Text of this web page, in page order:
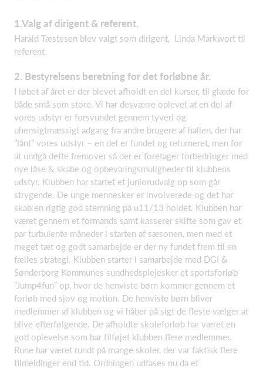
1.Valg af dirigent & referent.
Harald Tæstesen blev valgt som dirigent, Linda Markwort til
referent
2. Bestyrelsens beretning for det forløbne år.
I løbet af året er der blevet afholdt en del kurser, til glæde for
både små som store. Vi har desværre oplevet at en del af
vores udstyr er forsvundet gennem tyveri og
uhensigtmæssigt adgang fra andre brugere af hallen, der har
”lånt” vores udstyr – en del er fundet og returneret, men for
at undgå dette fremover så der er foretager forbedringer med
nye låse & skabe og opbevaringsmuligheder til klubbens
udstyr. Klubben har startet et juniorudvalg op som går
strygende. De unge mennesker er involverede og det har
skab en rigtig god stemning på u11/13 holdet. Klubben har
været gennem et formands samt kasserer skifte som gav et
par turbulente måneder i starten af sæsonen, men med et
meget tæt og godt samarbejde er der ny fundet frem til en
fælles strategi. Klubben starter i samarbejde med DGI &
Sønderborg Kommunes sundhedsplejesker et sportsforløb
”Jump4fun” op, hvor de henviste børn kommer gennem et
forløb med sjov og motion. De henviste børn bliver
medlemmer af klubben og vi håber på sigt de fleste vælger at
blive efterfølgende. De afholdte skoleforløb har været en
god oplevelse som har tilføjet klubben flere medlemmer.
Rune har været rundt på mange skoler, der var faktisk flere
tilmeldinger end tid. Ordningen udfases nu da et